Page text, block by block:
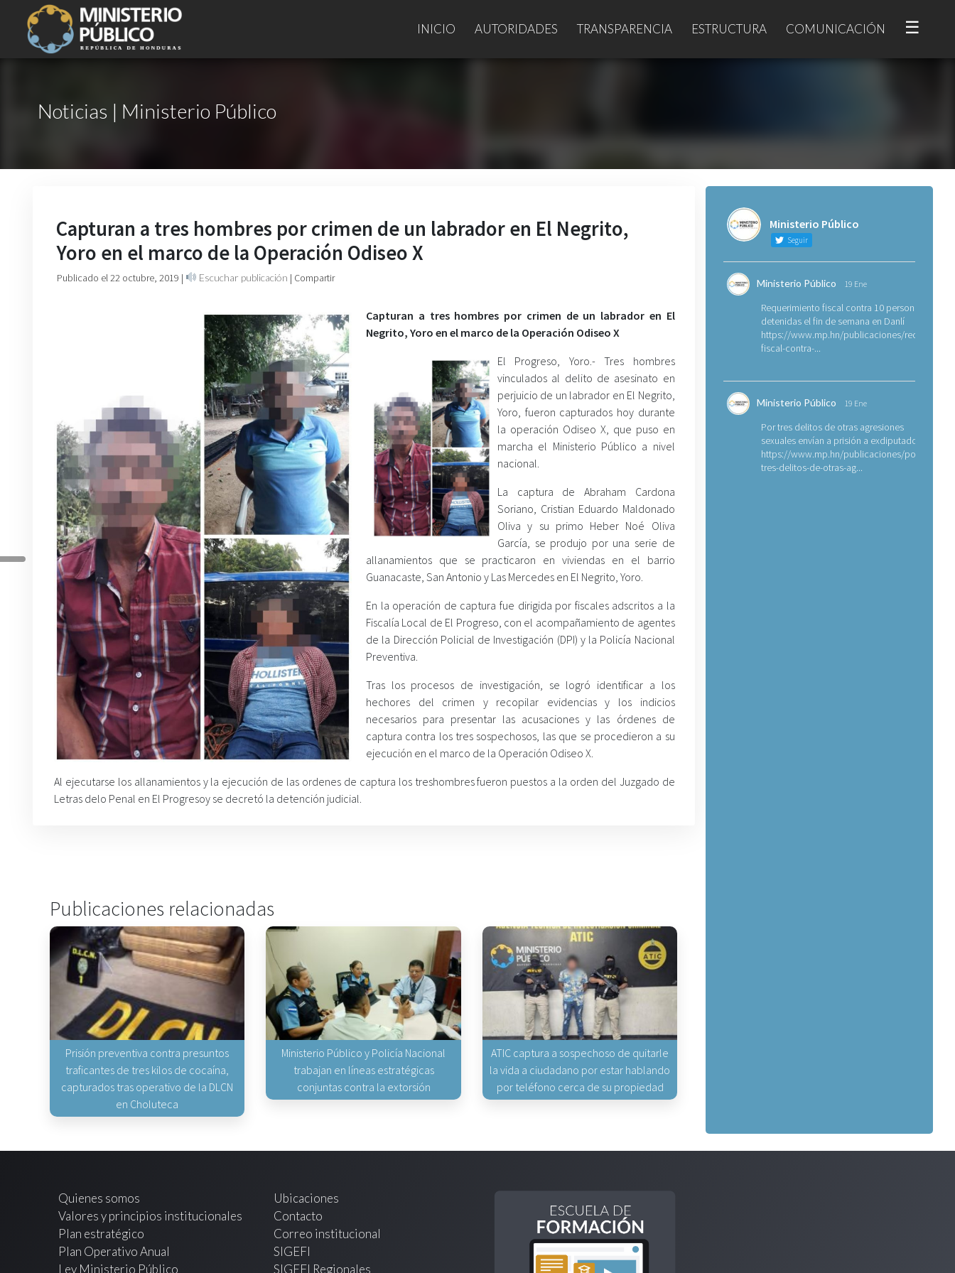
INICIO AUTORIDADES TRANSPARENCIA ESTRUCTURA COMUNICACIÓN ☰
Noticias | Ministerio Público
Capturan a tres hombres por crimen de un labrador en El Negrito,
Yoro en el marco de la Operación Odiseo X
Publicado el 22 octubre, 2019 | Escuchar publicación | Compartir
Capturan a tres hombres por crimen de un labrador en El
Negrito, Yoro en el marco de la Operación Odiseo X
El Progreso, Yoro.- Tres hombres
vinculados al delito de asesinato en
perjuicio de un labrador en El Negrito,
Yoro, fueron capturados hoy durante
la operación Odiseo X, que puso en
marcha el Ministerio Público a nivel
nacional.
La captura de Abraham Cardona
Soriano, Cristian Eduardo Maldonado
Oliva y su primo Heber Noé Oliva
García, se produjo por una serie de
allanamientos que se practicaron en viviendas en el barrio
Guanacaste, San Antonio y Las Mercedes en El Negrito, Yoro.
En la operación de captura fue dirigida por fiscales adscritos a la
Fiscalía Local de El Progreso, con el acompañamiento de agentes
de la Dirección Policial de Investigación (DPI) y la Policía Nacional
Preventiva.
Tras los procesos de investigación, se logró identificar a los
hechores del crimen y recopilar evidencias y los indicios
necesarios para presentar las acusaciones y las órdenes de
captura contra los tres sospechosos, las que se procedieron a su
ejecución en el marco de la Operación Odiseo X.
Al ejecutarse los allanamientos y la ejecución de las ordenes de captura los treshombres fueron puestos a la orden del Juzgado de
Letras delo Penal en El Progresoy se decretó la detención judicial.
Publicaciones relacionadas
Prisión preventiva contra presuntos
traficantes de tres kilos de cocaína,
capturados tras operativo de la DLCN
en Choluteca
Ministerio Público y Policía Nacional
trabajan en líneas estratégicas
conjuntas contra la extorsión
ATIC captura a sospechoso de quitarle
la vida a ciudadano por estar hablando
por teléfono cerca de su propiedad
Ministerio Público
Seguir
Ministerio Público 19 Ene
Requerimiento fiscal contra 10 personas
detenidas el fin de semana en Danlí
https://www.mp.hn/publicaciones/
fiscal-contra-...
Ministerio Público 19 Ene
Por tres delitos de otras agresiones
sexuales envían a prisión a exdiputado
https://www.mp.hn/publicaciones/por-
tres-delitos-de-otras-ag...
Quienes somos
Valores y principios institucionales
Plan estratégico
Plan Operativo Anual
Ley Ministerio Público
Ubicaciones
Contacto
Correo institucional
SIGEFI
SIGEFI Regionales